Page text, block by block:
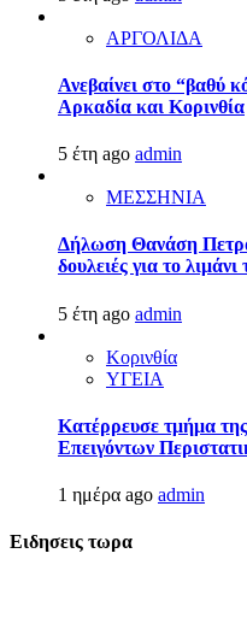
ΑΡΓΟΛΙΔΑ
Ανεβαίνει στο “βαθύ
Αρκαδία και Κορινθία
5 έτη ago admin
ΜΕΣΣΗΝΙΑ
Δήλωση Θανάση
δουλειές για το
5 έτη ago admin
Κορινθία
ΥΓΕΙΑ
Kατέρρευσε τμήμα
Επειγόντων
1 ημέρα ago admin
Ειδησεις τωρα